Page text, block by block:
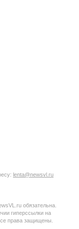
lenta@newsvl.ru
обязательна.
гиперссылки на
права защищены.